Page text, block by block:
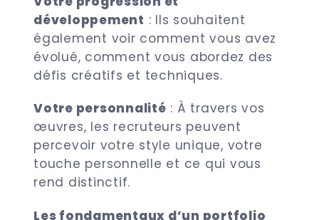
développement : Ils souhaitent
également voir comment vous avez
évolué, comment vous abordez des
défis créatifs et techniques.
Votre personnalité : À travers vos
œuvres, les recruteurs peuvent
percevoir votre style unique, votre
touche personnelle et ce qui vous
rend distinctif.
Les fondamentaux d’un portfolio